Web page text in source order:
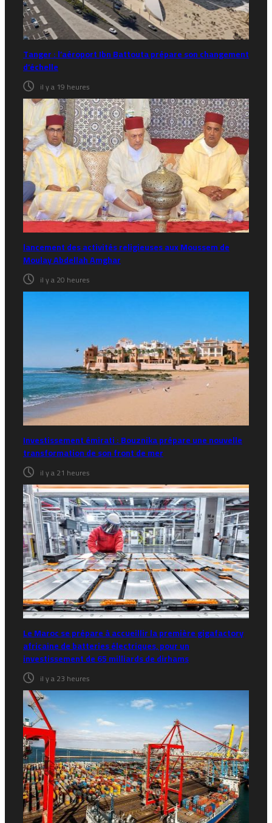
Tanger : l’aéroport Ibn Battouta prépare son changement
d’échelle
il y a 19 heures
lancement des activités religieuses aux Moussem de
Moulay Abdellah Amghar
il y a 20 heures
Investissement émirati : Bouznika prépare une nouvelle
transformation de son front de mer
il y a 21 heures
Le Maroc se prépare à accueillir la première gigafactory
africaine de batteries électriques, pour un
investissement de 65 milliards de dirhams
il y a 23 heures